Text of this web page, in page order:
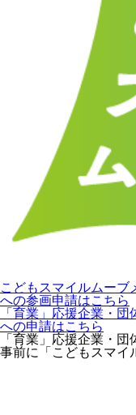
こどもスマイルムーブ
への参画申請はこちら
「育業」応援企業・団
への申請はこちら
「育業」応援企業・団
事前に「こどもスマイ